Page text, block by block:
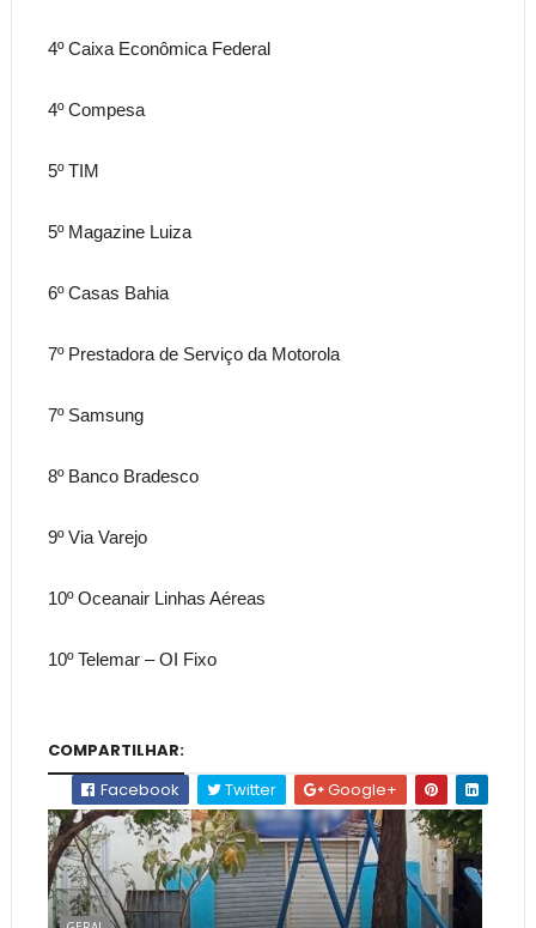
4º Caixa Econômica Federal
4º Compesa
5º TIM
5º Magazine Luiza
6º Casas Bahia
7º Prestadora de Serviço da Motorola
7º Samsung
8º Banco Bradesco
9º Via Varejo
10º Oceanair Linhas Aéreas
10º Telemar – OI Fixo
COMPARTILHAR:
Facebook
Twitter Google+